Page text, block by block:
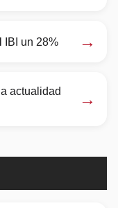
IBI un 28% →
actualidad
→